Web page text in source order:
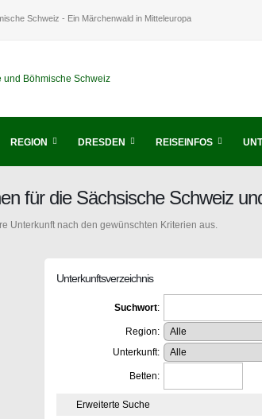
Schweiz - Ein Märchenwald in Mitteleuropa
REGION DRESDEN REISEINFOS
für die Sächsische Schweiz
Unterkunft nach den gewünschten Kriterien aus.
Unterkunftsverzeichnis
Suchwort:
Region:
Unterkunft:
Betten:
Erweiterte Suche